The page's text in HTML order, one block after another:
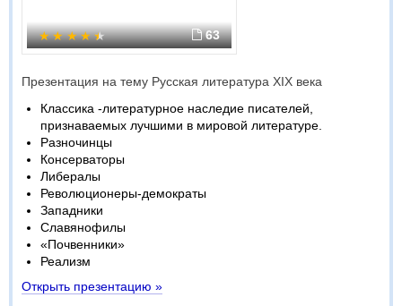
63
Презентация на тему Русская литература XIX века
Классика -литературное наследие писателей,
признаваемых лучшими в мировой литературе.
Разночинцы
Консерваторы
Либералы
Революционеры-демократы
Западники
Славянофилы
«Почвенники»
Реализм
Открыть презентацию »